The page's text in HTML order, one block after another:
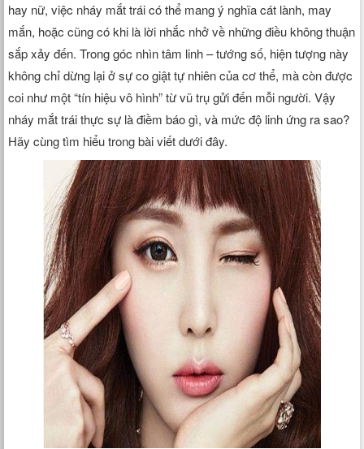
hay nữ, việc nháy mắt trái có thể mang ý nghĩa cát lành, may
mắn, hoặc cũng có khi là lời nhắc nhở về những điều không thuận
sắp xảy đến. Trong góc nhìn tâm linh – tướng số, hiện tượng này
không chỉ dừng lại ở sự co giật tự nhiên của cơ thể, mà còn được
coi như một “tín hiệu vô hình” từ vũ trụ gửi đến mỗi người. Vậy
nháy mắt trái thực sự là điềm báo gì, và mức độ linh ứng ra sao?
Hãy cùng tìm hiểu trong bài viết dưới đây.